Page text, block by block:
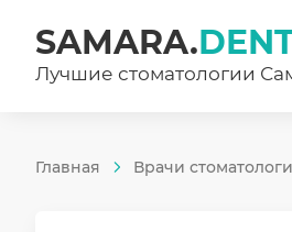
SAMARA.
Лучшие стоматологии
Главная Врачи стоматологи